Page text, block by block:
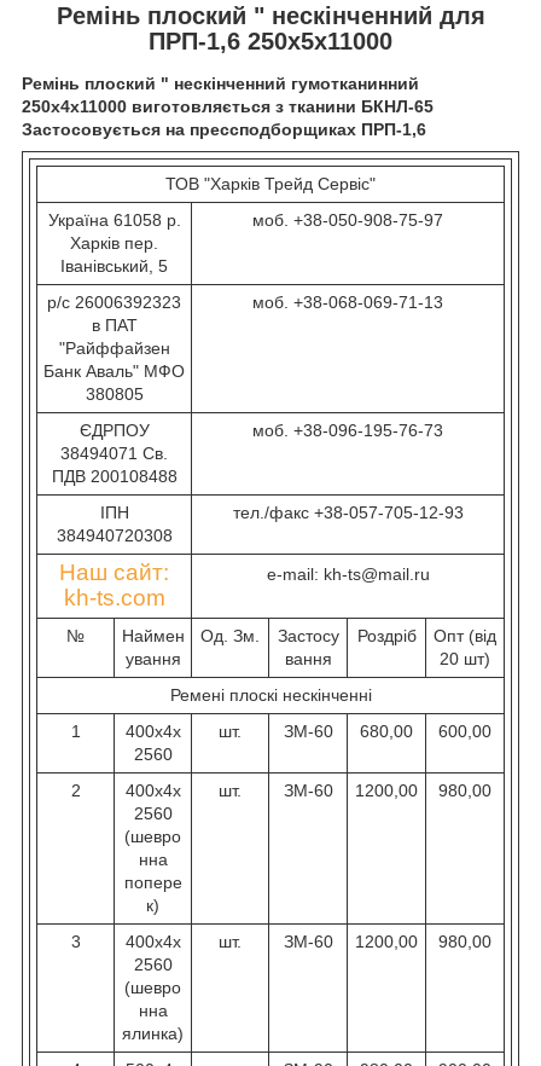
Ремінь плоский " нескінченний для
ПРП-1,6 250х5х11000
Ремінь плоский " нескінченний гумотканинний
250х4х11000 виготовляється з тканини БКНЛ-65
Застосовується на прессподборщиках ПРП-1,6
ТОВ "Харків Трейд Сервіс"
Україна 61058 р.
Харків пер.
Іванівський, 5
моб. +38-050-908-75-97
р/с 26006392323
в ПАТ
"Райффайзен
Банк Аваль" МФО
380805
моб. +38-068-069-71-13
ЄДРПОУ
38494071 Св.
ПДВ 200108488
моб. +38-096-195-76-73
ІПН
384940720308
тел./факс +38-057-705-12-93
Наш сайт:
kh-ts.com
e-mail: kh-ts@mail.ru
№
Наймен
ування
Од. Зм.
Застосу
вання
Роздріб
Опт (від
20 шт)
Ремені плоскі нескінченні
1
400х4х
2560
шт. ЗМ-60 680,00 600,00
2
400х4х
2560
(шевро
нна
попере
к)
шт. ЗМ-60 1200,00 980,00
3
400х4х
2560
(шевро
нна
ялинка)
шт. ЗМ-60 1200,00 980,00